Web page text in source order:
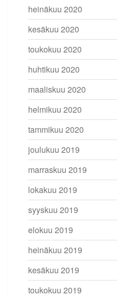
heinäkuu 2020
kesäkuu 2020
toukokuu 2020
huhtikuu 2020
maaliskuu 2020
helmikuu 2020
tammikuu 2020
joulukuu 2019
marraskuu 2019
lokakuu 2019
syyskuu 2019
elokuu 2019
heinäkuu 2019
kesäkuu 2019
toukokuu 2019